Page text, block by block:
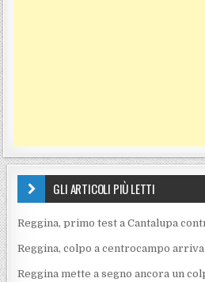
GLI ARTICOLI PIÙ LETTI
Reggina, primo test a Cantalupa
Reggina, colpo a centrocampo
Reggina mette a segno ancora un